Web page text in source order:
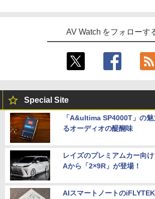
AV Watch をフォローす
Special Site
「A&ultima SP4000T」の
るオーディオの醍醐味
レイズのプレミアムカー向
Aから「2×9R」が登場！
AIスマートノートの